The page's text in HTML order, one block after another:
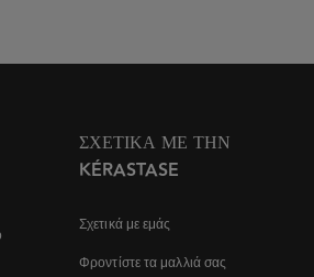
ΣΧΕΤΙΚΆ ΜΕ ΤΗΝ
KÉRASTASE
Σχετικά με εμάς
Φροντίστε τα μαλλιά σας